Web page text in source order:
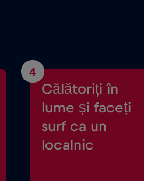
4
Călătoriți în
lume și faceți
surf ca un
localnic